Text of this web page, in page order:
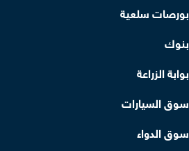
بورصات سلعية
بنوك
بوابة الزراعة
سوق السيارات
سوق الدواء